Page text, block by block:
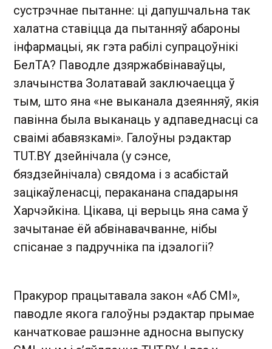
сустрэчнае пытанне: ці дапушчальна так
халатна ставіцца да пытанняў абароны
інфармацыі, як гэта рабілі супрацоўнікі
БелТА? Паводле дзяржабвінаваўцы,
злачынства Золатавай заключаецца ў
тым, што яна «не выканала дзеянняў, якія
павінна была выканаць у адпаведнасці са
сваімі абавязкамі». Галоўны рэдактар
TUT.BY дзейнічала (у сэнсе,
бяздзейнічала) свядома і з асабістай
зацікаўленасці, пераканана спадарыня
Харчэйкіна. Цікава, ці верыць яна сама ў
зачытанае ёй абвінавачванне, нібы
спісанае з падручніка па ідэалогіі?
Пракурор працытавала закон «Аб СМІ»,
паводле якога галоўны рэдактар прымае
канчатковае рашэнне адносна выпуску